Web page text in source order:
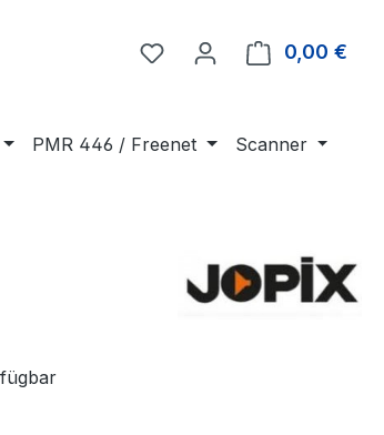
0,00 €
PMR 446 / Freenet
Scanner